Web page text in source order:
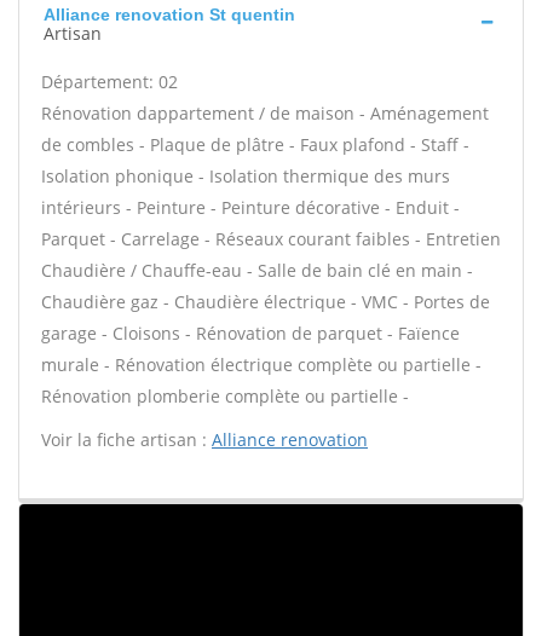
Alliance renovation St quentin
Artisan
Département: 02
Rénovation dappartement / de maison - Aménagement
de combles - Plaque de plâtre - Faux plafond - Staff -
Isolation phonique - Isolation thermique des murs
intérieurs - Peinture - Peinture décorative - Enduit -
Parquet - Carrelage - Réseaux courant faibles - Entretien
Chaudière / Chauffe-eau - Salle de bain clé en main -
Chaudière gaz - Chaudière électrique - VMC - Portes de
garage - Cloisons - Rénovation de parquet - Faïence
murale - Rénovation électrique complète ou partielle -
Rénovation plomberie complète ou partielle -
Voir la fiche artisan : Alliance renovation